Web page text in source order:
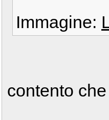
Immagine:
contento